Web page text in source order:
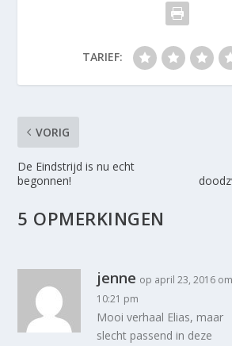
TARIEF:
VORIG
De Eindstrijd is nu echt
begonnen!
5 OPMERKINGEN
jenne op april 23, 2016 om
10:21 pm
Mooi verhaal Elias, maar
slecht passend in deze